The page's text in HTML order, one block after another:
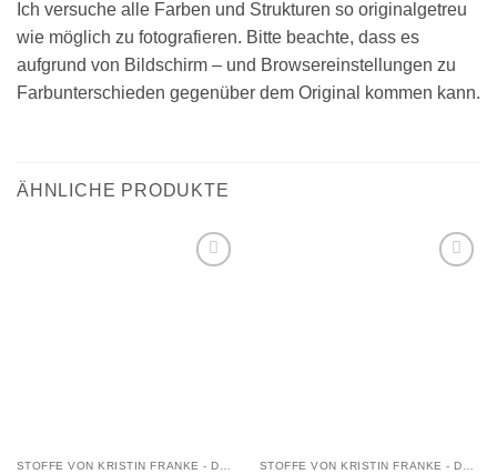
Ich versuche alle Farben und Strukturen so originalgetreu
wie möglich zu fotografieren. Bitte beachte, dass es
aufgrund von Bildschirm – und Browsereinstellungen zu
Farbunterschieden gegenüber dem Original kommen kann.
ÄHNLICHE PRODUKTE
STOFFE VON KRISTIN FRANKE - DER PINKE KNOPF STOFFE VON KRISTIN FRANKE - DER PINKE KNOPF